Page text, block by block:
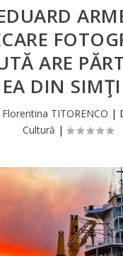
ARE
DIN
Florentina TITORENCO |
Cultură |